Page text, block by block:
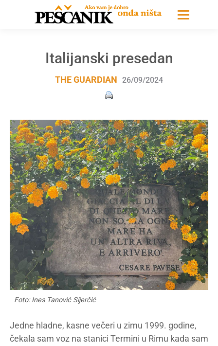
Italijanski presedan
THE GUARDIAN 26/09/2024
Foto: Ines Tanović Sijerčić
Jedne hladne, kasne večeri u zimu 1999. godine,
čekala sam voz na stanici Termini u Rimu kada sam